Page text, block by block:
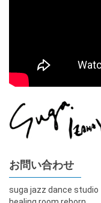
お問い合わせ
suga jazz dance studio